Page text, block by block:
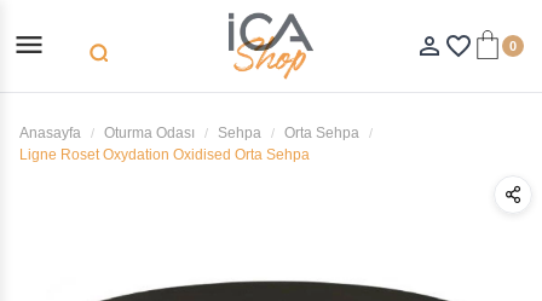
menu search person_outline favorite_border 0
Anasayfa Oturma Odası Sehpa
Orta Sehpa
Ligne Roset Oxydation Oxidised Orta Sehpa